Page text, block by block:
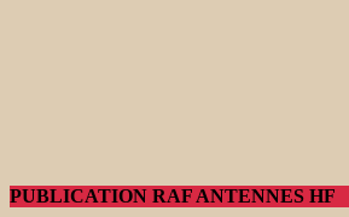
PUBLICATION RAF ANTENNES HF